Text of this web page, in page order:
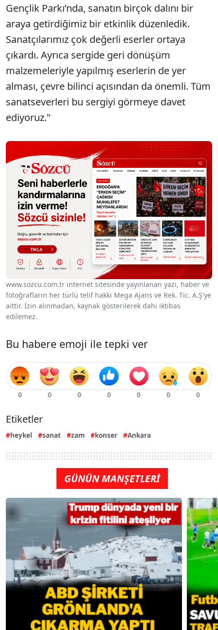
Gençlik Parkı’nda, sanatın birçok dalını bir
araya getirdiğimiz bir etkinlik düzenledik.
Sanatçılarımız çok değerli eserler ortaya
çıkardı. Ayrıca sergide geri dönüşüm
malzemeleriyle yapılmış eserlerin de yer
alması, çevre bilinci açısından da önemli. Tüm
sanatseverleri bu sergiyi görmeye davet
ediyoruz."
www.sozcu.com.tr internet sitesinde yayınlanan yazı, haber ve
fotoğrafların her türlü telif hakkı Mega Ajans ve Rek. Tic. A.Ş'ye
aittir. İzin alınmadan, kaynak gösterilerek dahi iktibas
edilemez.
Bu habere emoji ile tepki ver
Etiketler
heykel sanat zam konser Ankara
GÜNÜN MANŞETLERİ